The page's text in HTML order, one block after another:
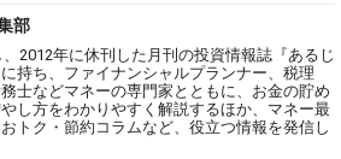
部
2012年に休刊した月刊の投資情報誌『あるじ
持ち、ファイナンシャルプランナー、税理
士などマネーの専門家とともに、お金の貯め
し方をわかりやすく解説するほか、マネー最
トク・節約コラムなど、役立つ情報を発信し